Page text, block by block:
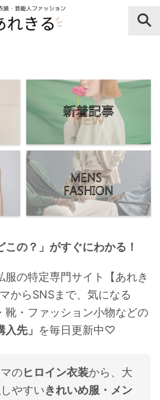
ラマ名や芸能人名でおし
マ衣装・ファッションを
してね♪
性芸能人】
この？」がすぐにわかる！
服の特定専門サイト【あれき
からSNSまで、気になる
靴・ファッション小物などの
先」 を毎日更新中♡
のヒロイン衣装から、大
やすいきれいめ服・メン